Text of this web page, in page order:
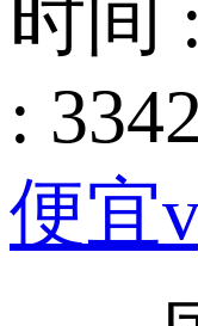
时间
: 3342
便宜